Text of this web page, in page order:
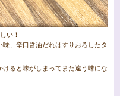
い！
、辛口醤油だれはすりおろしたタ
ると味がしまってまた違う味にな